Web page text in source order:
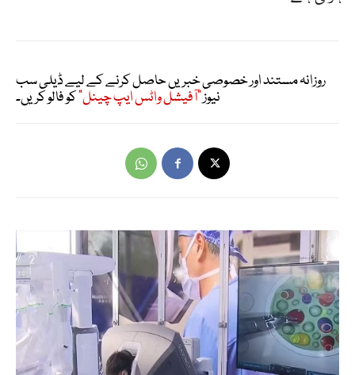
روزانہ مستند اور خصوصی خبریں حاصل کرنے کے لیے ڈیلی سب
نیوز"آفیشل واٹس ایپ چینل"کو فالو کریں۔